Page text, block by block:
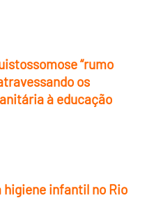
“rumo
os
à educação
higiene infantil no Rio